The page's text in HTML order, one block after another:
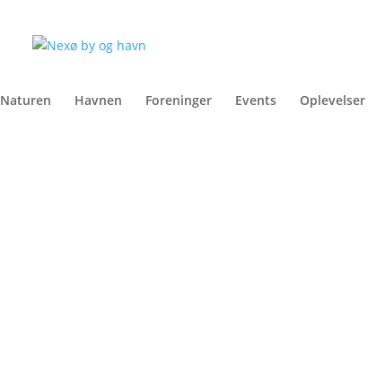
Naturen Havnen Foreninger Events Oplevelser